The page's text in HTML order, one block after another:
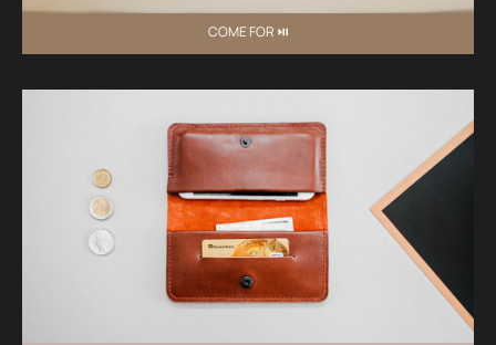
COME FOR ⏯